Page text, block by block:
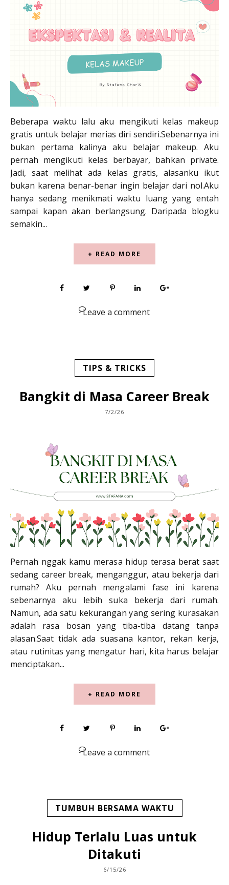
Beberapa waktu lalu aku mengikuti kelas makeup
gratis untuk belajar merias diri sendiri.Sebenarnya ini
bukan pertama kalinya aku belajar makeup. Aku
pernah mengikuti kelas berbayar, bahkan private.
Jadi, saat melihat ada kelas gratis, alasanku ikut
bukan karena benar-benar ingin belajar dari nol.Aku
hanya sedang menikmati waktu luang yang entah
sampai kapan akan berlangsung. Daripada blogku
semakin...
+ READ MORE
Leave a comment
TIPS & TRICKS
Bangkit di Masa Career Break
7/2/26
Pernah nggak kamu merasa hidup terasa berat saat
sedang career break, menganggur, atau bekerja dari
rumah? Aku pernah mengalami fase ini karena
sebenarnya aku lebih suka bekerja dari rumah.
Namun, ada satu kekurangan yang sering kurasakan
adalah rasa bosan yang tiba-tiba datang tanpa
alasan.Saat tidak ada suasana kantor, rekan kerja,
atau rutinitas yang mengatur hari, kita harus belajar
menciptakan...
+ READ MORE
Leave a comment
TUMBUH BERSAMA WAKTU
Hidup Terlalu Luas untuk
Ditakuti
6/15/26